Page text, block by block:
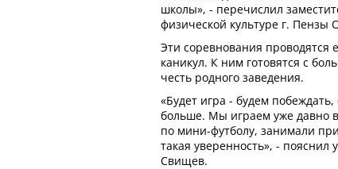
школы», - перечислил
физической культуре г. Пензы
Эти соревнования проводятся
каникул. К ним готовятся с
честь родного заведения.
«Будет игра - будем
больше. Мы играем уже давно
по мини-футболу, занимали
такая уверенность», -
Свищев.